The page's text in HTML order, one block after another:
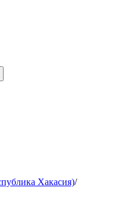
Хакасия)/